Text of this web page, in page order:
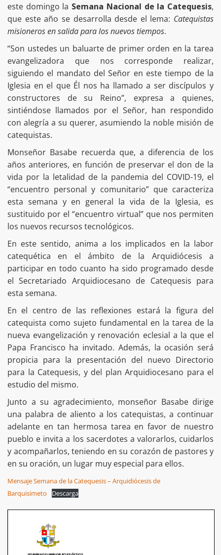
este domingo la Semana Nacional de la Catequesis,
que este año se desarrolla desde el lema: Catequistas
misioneros en salida para los nuevos tiempos.
“Son ustedes un baluarte de primer orden en la tarea
evangelizadora que nos corresponde realizar,
siguiendo el mandato del Señor en este tiempo de la
Iglesia en el que Él nos ha llamado a ser discípulos y
constructores de su Reino”, expresa a quienes,
sintiéndose llamados por el Señor, han respondido
con alegría a su querer, asumiendo la noble misión de
catequistas.
Monseñor Basabe recuerda que, a diferencia de los
años anteriores, en función de preservar el don de la
vida por la letalidad de la pandemia del COVID-19, el
“encuentro personal y comunitario” que caracteriza
esta semana y en general la vida de la Iglesia, es
sustituido por el “encuentro virtual” que nos permiten
los nuevos recursos tecnológicos.
En este sentido, anima a los implicados en la labor
catequética en el ámbito de la Arquidiócesis a
participar en todo cuanto ha sido programado desde
el Secretariado Arquidiocesano de Catequesis para
esta semana.
En el centro de las reflexiones estará la figura del
catequista como sujeto fundamental en la tarea de la
nueva evangelización y renovación eclesial a la que el
Papa Francisco ha invitado. Además, la ocasión será
propicia para la presentación del nuevo Directorio
para la Catequesis, y del plan Arquidiocesano para el
estudio del mismo.
Junto a su agradecimiento, monseñor Basabe dirige
una palabra de aliento a los catequistas, a continuar
adelante en tan hermosa tarea en favor de nuestro
pueblo e invita a los sacerdotes a valorarlos, cuidarlos
y acompañarlos, teniendo en su corazón de pastores y
en su oración, un lugar muy especial para ellos.
Mensaje Semana de la Catequesis – Arquidiócesis de
Barquisimeto
Descarga